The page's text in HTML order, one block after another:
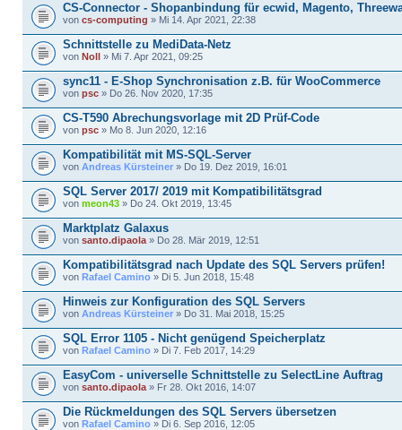
CS-Connector - Shopanbindung für ecwid, Magento,
von cs-computing » Mi 14. Apr 2021, 22:38
Schnittstelle zu MediData-Netz
von Noll » Mi 7. Apr 2021, 09:25
sync11 - E-Shop Synchronisation z.B. für WooCommerce
von psc » Do 26. Nov 2020, 17:35
CS-T590 Abrechungsvorlage mit 2D Prüf-Code
von psc » Mo 8. Jun 2020, 12:16
Kompatibilität mit MS-SQL-Server
von Andreas Kürsteiner » Do 19. Dez 2019, 16:01
SQL Server 2017/ 2019 mit Kompatibilitätsgrad
von meon43 » Do 24. Okt 2019, 13:45
Marktplatz Galaxus
von santo.dipaola » Do 28. Mär 2019, 12:51
Kompatibilitätsgrad nach Update des SQL Servers prüfen!
von Rafael Camino » Di 5. Jun 2018, 15:48
Hinweis zur Konfiguration des SQL Servers
von Andreas Kürsteiner » Do 31. Mai 2018, 15:25
SQL Error 1105 - Nicht genügend Speicherplatz
von Rafael Camino » Di 7. Feb 2017, 14:29
EasyCom - universelle Schnittstelle zu SelectLine Auftrag
von santo.dipaola » Fr 28. Okt 2016, 14:07
Die Rückmeldungen des SQL Servers übersetzen
von Rafael Camino » Di 6. Sep 2016, 12:05